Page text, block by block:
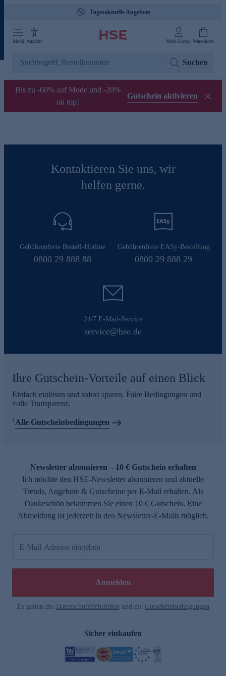
Tagesaktuelle Angebote
Menü Ansicht Mein Konto Warenkorb
Suchen
Bis zu -60% auf Mode und -20%
on top!
Gutschein aktivieren
Kontaktieren Sie uns, wir
helfen gerne.
Gebührenfreie Bestell-Hotline
0800 29 888 88
Gebührenfreie EASy-Bestellung
0800 29 888 29
24/7 E-Mail-Service
service@hse.de
Ihre Gutschein-Vorteile auf einen Blick
Einfach einlösen und sofort sparen. Faire Bedingungen und
volle Transparenz.
1Alle Gutscheinbedingungen
Newsletter abonnieren – 10 € Gutschein erhalten
Ich möchte den HSE-Newsletter abonnieren und aktuelle
Trends, Angebote & Gutscheine per E-Mail erhalten. Als
Dankeschön bekommen Sie einen 10 € Gutschein. Eine
Abmeldung ist jederzeit in den Newsletter-E-Mails möglich.
E-Mail-Adresse eingeben
Anmelden
Es gelten die Datenschutzrichtlinien und die Gutscheinbedingungen
Sicher einkaufen